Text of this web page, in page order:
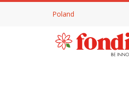
Poland